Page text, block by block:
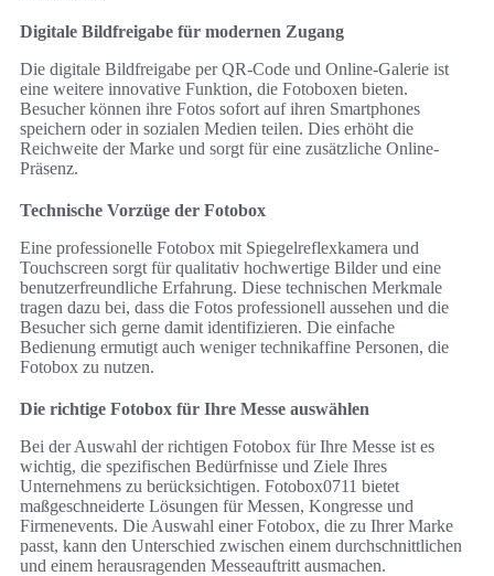
Digitale Bildfreigabe für modernen Zugang
Die digitale Bildfreigabe per QR-Code und Online-Galerie ist
eine weitere innovative Funktion, die Fotoboxen bieten.
Besucher können ihre Fotos sofort auf ihren Smartphones
speichern oder in sozialen Medien teilen. Dies erhöht die
Reichweite der Marke und sorgt für eine zusätzliche Online-
Präsenz.
Technische Vorzüge der Fotobox
Eine professionelle Fotobox mit Spiegelreflexkamera und
Touchscreen sorgt für qualitativ hochwertige Bilder und eine
benutzerfreundliche Erfahrung. Diese technischen Merkmale
tragen dazu bei, dass die Fotos professionell aussehen und die
Besucher sich gerne damit identifizieren. Die einfache
Bedienung ermutigt auch weniger technikaffine Personen, die
Fotobox zu nutzen.
Die richtige Fotobox für Ihre Messe auswählen
Bei der Auswahl der richtigen Fotobox für Ihre Messe ist es
wichtig, die spezifischen Bedürfnisse und Ziele Ihres
Unternehmens zu berücksichtigen. Fotobox0711 bietet
maßgeschneiderte Lösungen für Messen, Kongresse und
Firmenevents. Die Auswahl einer Fotobox, die zu Ihrer Marke
passt, kann den Unterschied zwischen einem durchschnittlichen
und einem herausragenden Messeauftritt ausmachen.